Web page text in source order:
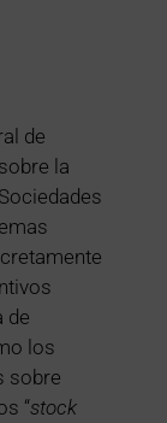
de
la
de
los
sobre
“stock